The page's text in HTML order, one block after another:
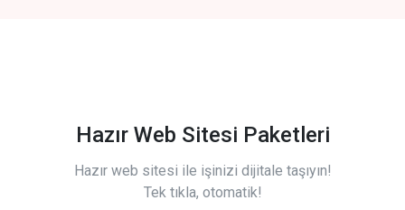
Hazır Web Sitesi Paketleri
Hazır web sitesi ile işinizi dijitale taşıyın!
Tek tıkla, otomatik!